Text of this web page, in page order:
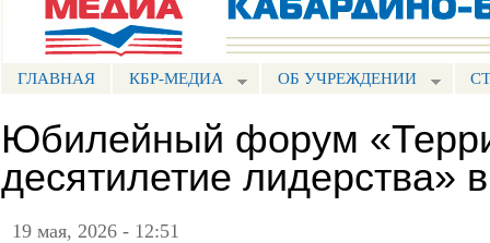
ГЛАВНАЯ КБР-МЕДИА ОБ УЧРЕЖДЕНИИ
Юбилейный форум
десятилетие лидерства»
19 мая, 2026 - 12:51